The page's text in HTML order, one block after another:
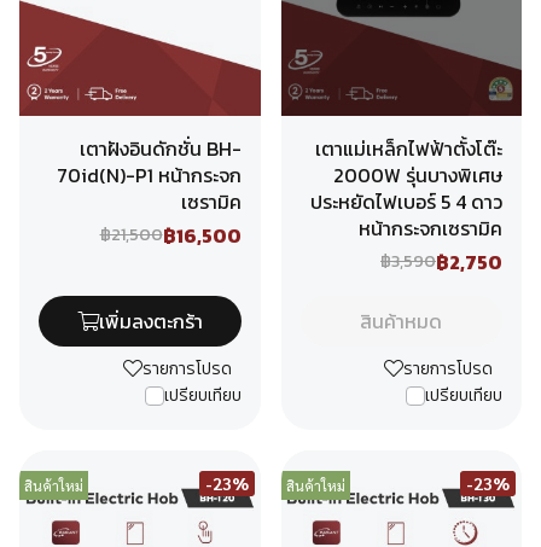
เตาฝังอินดักชั่น BH-
70id(N)-P1 หน้ากระจก
เซรามิค
฿21,500฿16,500
เพิ่มลงตะกร้า
รายการโปรด
เปรียบเทียบ
เตาแม่เหล็กไฟฟ้าตั้งโต๊ะ
2000W รุ่นบางพิเศษ
ประหยัดไฟเบอร์ 5 4 ดาว
หน้ากระจกเซรามิค
฿3,590฿2,750
สินค้าหมด
รายการโปรด
เปรียบเทียบ
สินค้าใหม่ -23% สินค้าใหม่ -23%